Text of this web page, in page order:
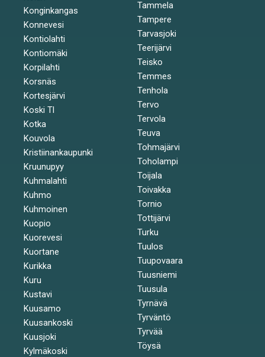
Konginkangas
Konnevesi
Kontiolahti
Kontiomäki
Korpilahti
Korsnäs
Kortesjärvi
Koski Tl
Kotka
Kouvola
Kristiinankaupunki
Kruunupyy
Kuhmalahti
Kuhmo
Kuhmoinen
Kuopio
Kuorevesi
Kuortane
Kurikka
Kuru
Kustavi
Kuusamo
Kuusankoski
Kuusjoki
Kylmäkoski
Tammela
Tampere
Tarvasjoki
Teerijärvi
Teisko
Temmes
Tenhola
Tervo
Tervola
Teuva
Tohmajärvi
Toholampi
Toijala
Toivakka
Tornio
Tottijärvi
Turku
Tuulos
Tuupovaara
Tuusniemi
Tuusula
Tyrnävä
Tyrväntö
Tyrvää
Töysä